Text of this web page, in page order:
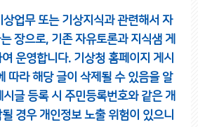
업무 또는 기상지식과 관련해서 자
장으로, 기존 자유토론과 지식샘 게
운영합니다. 기상청 홈페이지 게시
따라 해당 글이 삭제될 수 있음을 알
시글 등록 시 주민등록번호와 같은 개
경우 개인정보 노출 위험이 있으니